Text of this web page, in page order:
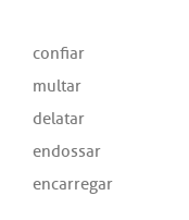
confiar
multar
delatar
endossar
encarregar